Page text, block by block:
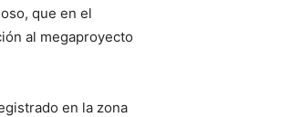
que en el
al megaproyecto
en la zona